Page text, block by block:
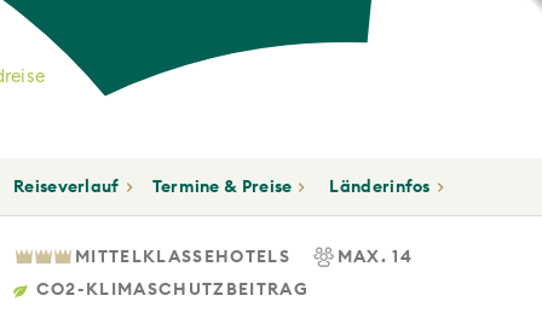
Reiseverlauf Termine & Preise Länderinfos
MITTELKLASSEHOTELS
MAX. 14
CO2-KLIMASCHUTZBEITRAG